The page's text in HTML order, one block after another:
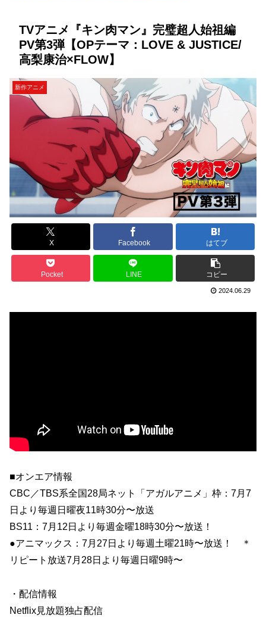
TVアニメ『キン肉マン』完璧超人始祖編
PV第3弾【OPテーマ：LOVE & JUSTICE/
高梨康治×FLOW】
新作アニメ
X Facebook はてブ
Pocket LINE コピー
2024.06.29
■オンエア情報
CBC／TBS系全国28局ネット「アガルアニメ」枠：7月7
日より毎週日曜夜11時30分〜放送
BS11：7月12日より毎週金曜18時30分〜放送！
●アニマックス：7月27日より毎週土曜21時〜放送！ ＊
リピート放送7月28日より毎週日曜9時〜
・配信情報
Netflix見放題独占配信